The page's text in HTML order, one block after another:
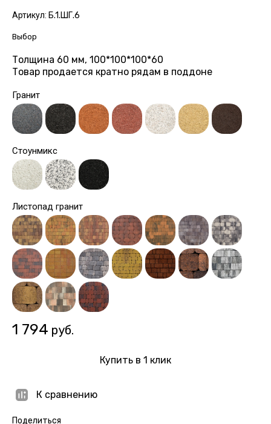
Артикул: Б.1.ШГ.6
Выбор
Толщина 60 мм, 100*100*100*60
Товар продается кратно рядам в поддоне
Гранит
Стоунмикс
Листопад гранит
1 794 руб.
Купить в 1 клик
К сравнению
Поделиться